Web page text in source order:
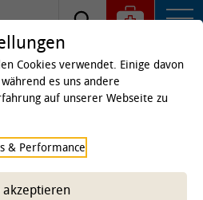
Cookies verwendet. Einige davon
es uns andere
auf unserer Webseite zu
& Performance
akzeptieren